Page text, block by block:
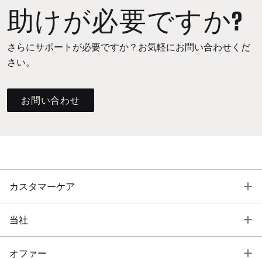
助けが必要ですか?
さらにサポートが必要ですか？お気軽にお問い合わせくだ
さい。
お問い合わせ
カスタマーケア
当社
オファー